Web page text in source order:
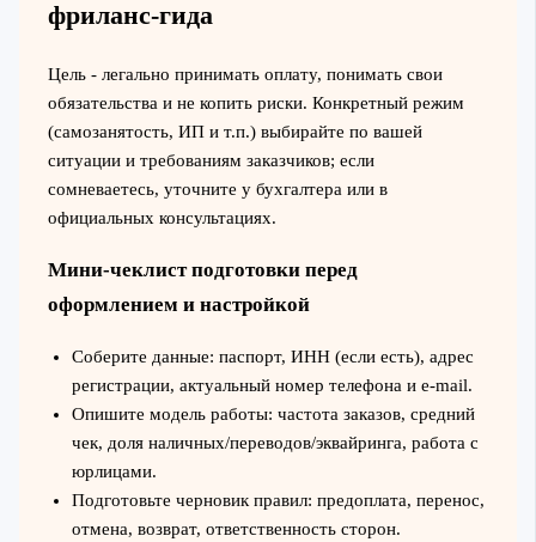
фриланс-гида
Цель - легально принимать оплату, понимать свои
обязательства и не копить риски. Конкретный режим
(самозанятость, ИП и т.п.) выбирайте по вашей
ситуации и требованиям заказчиков; если
сомневаетесь, уточните у бухгалтера или в
официальных консультациях.
Мини-чеклист подготовки перед
оформлением и настройкой
Соберите данные: паспорт, ИНН (если есть), адрес
регистрации, актуальный номер телефона и e-mail.
Опишите модель работы: частота заказов, средний
чек, доля наличных/переводов/эквайринга, работа с
юрлицами.
Подготовьте черновик правил: предоплата, перенос,
отмена, возврат, ответственность сторон.